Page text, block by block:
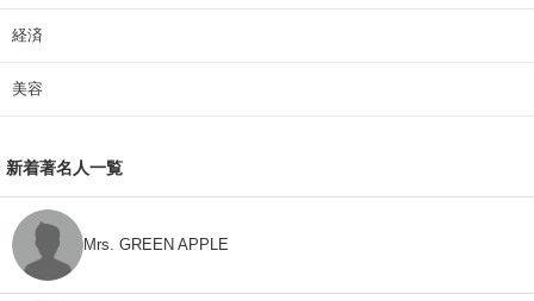
経済
美容
新着著名人一覧
Mrs. GREEN APPLE